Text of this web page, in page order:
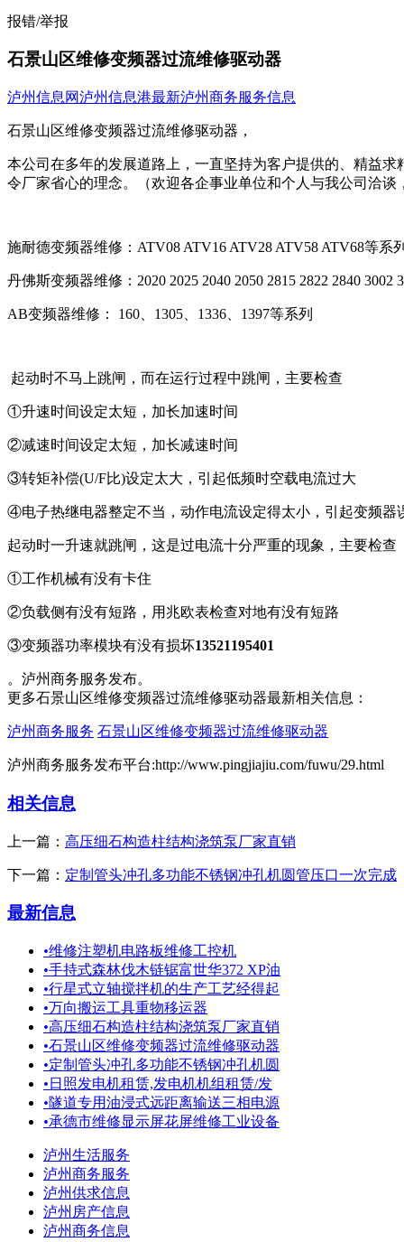
报错/举报
石景山区维修变频器过流维修驱动器
泸州信息网泸州信息港最新泸州商务服务信息
石景山区维修变频器过流维修驱动器，
本公司在多年的发展道路上，一直坚持为客户提供的、精益
令厂家省心的理念。（欢迎各企事业单位和个人与我公司洽谈
施耐德变频器维修：ATV08 ATV16 ATV28 ATV58 ATV68等系
丹佛斯变频器维修：2020 2025 2040 2050 2815 2822 2840
AB变频器维修： 160、1305、1336、1397等系列
起动时不马上跳闸，而在运行过程中跳闸，主要检查
①升速时间设定太短，加长加速时间
②减速时间设定太短，加长减速时间
③转矩补偿(U/F比)设定太大，引起低频时空载电流过大
④电子热继电器整定不当，动作电流设定得太小，引起变频器
起动时一升速就跳闸，这是过电流十分严重的现象，主要检查
①工作机械有没有卡住
②负载侧有没有短路，用兆欧表检查对地有没有短路
③变频器功率模块有没有损坏13521195401
。泸州商务服务发布。
更多石景山区维修变频器过流维修驱动器最新相关信息：
泸州商务服务 石景山区维修变频器过流维修驱动器
泸州商务服务发布平台:http://www.pingjiajiu.com/fuwu/29.html
相关信息
上一篇： 高压细石构造柱结构浇筑泵厂家直销
下一篇： 定制管头冲孔多功能不锈钢冲孔机圆管压口一次完成
最新信息
•维修注塑机电路板维修工控机
•手持式森林伐木链锯富世华372 XP油
•行星式立轴搅拌机的生产工艺经得起
•万向搬运工具重物移运器
•高压细石构造柱结构浇筑泵厂家直销
•石景山区维修变频器过流维修驱动器
•定制管头冲孔多功能不锈钢冲孔机圆
• 日照发电机租赁,发电机机组租赁/发
•隧道专用油浸式远距离输送三相电源
•承德市维修显示屏花屏维修工业设备
泸州生活服务
泸州商务服务
泸州供求信息
泸州房产信息
泸州商务信息